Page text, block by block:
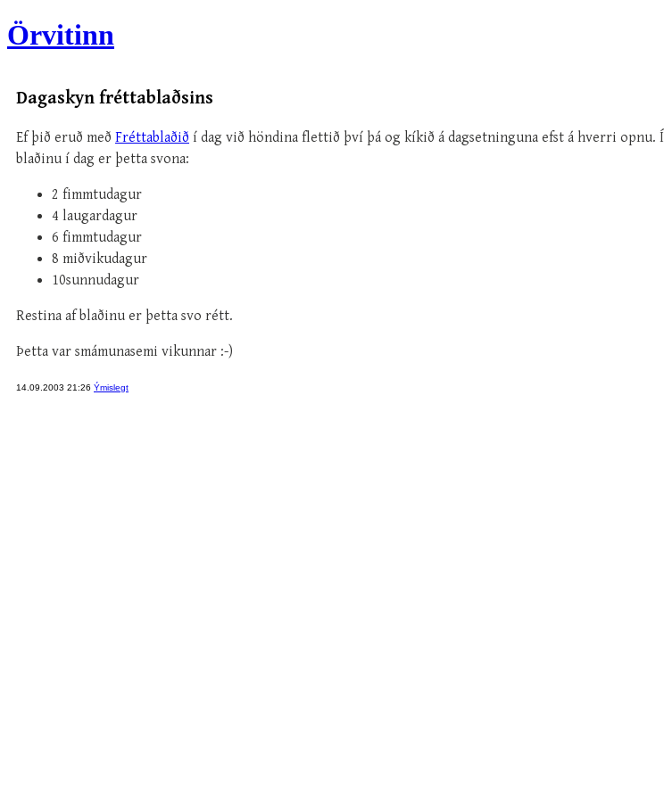
Örvitinn
Dagaskyn fréttablaðsins
Ef þið eruð með Fréttablaðið í dag við höndina flettið því þá og kíkið á dagsetninguna efst á hverri opnu. Í
blaðinu í dag er þetta svona:
2 fimmtudagur
4 laugardagur
6 fimmtudagur
8 miðvikudagur
10sunnudagur
Restina af blaðinu er þetta svo rétt.
Þetta var smámunasemi vikunnar :-)
14.09.2003 21:26 Ýmislegt